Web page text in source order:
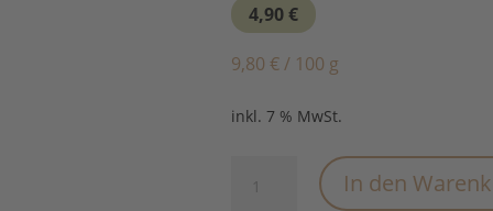
4,90€
9,80 €/ 100 g
inkl. 7 % MwSt.
In den